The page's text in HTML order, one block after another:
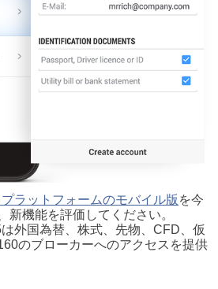
ラットフォームのモバイル版 を今
新機能を評価してください。
外国為替、株式、先物、CFD、仮
のブローカーへのアクセスを提供